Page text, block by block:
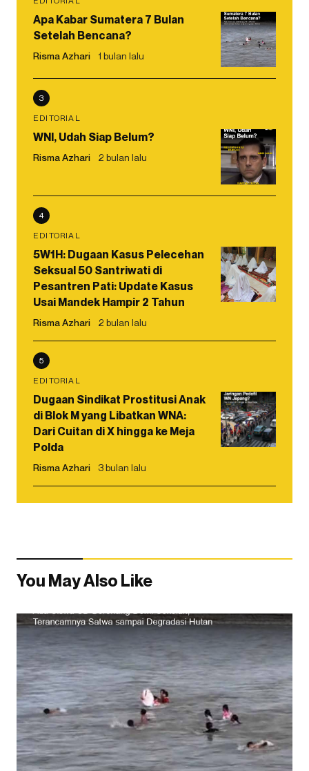
Apa Kabar Sumatera 7 Bulan
Setelah Bencana?
Risma Azhari 1 bulan lalu
3
EDITORIAL
WNI, Udah Siap Belum?
Risma Azhari 2 bulan lalu
4
EDITORIAL
5W1H: Dugaan Kasus Pelecehan
Seksual 50 Santriwati di
Pesantren Pati: Update Kasus
Usai Mandek Hampir 2 Tahun
Risma Azhari 2 bulan lalu
5
EDITORIAL
Dugaan Sindikat Prostitusi Anak
di Blok M yang Libatkan WNA:
Dari Cuitan di X hingga ke Meja
Polda
Risma Azhari 3 bulan lalu
You May Also Like